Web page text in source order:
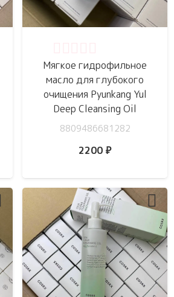
Мягкое гидрофильное
масло для глубокого
очищения Pyunkang Yul
Deep Cleansing Oil
8809486681282
2200 ₽